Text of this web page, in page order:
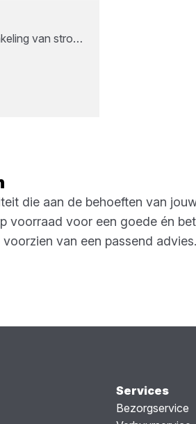
van stro…
die aan de behoeften van
voorraad voor een goede én
van een passend
Services
Bezorgservice